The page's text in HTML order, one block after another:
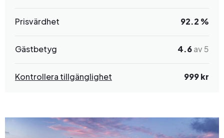
Prisvärdhet 92.2 %
Gästbetyg 4.6av 5
Kontrollera tillgänglighet 999 kr